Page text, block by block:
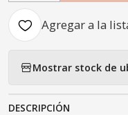
Agregar a la
Mostrar stock de
DESCRIPCIÓN